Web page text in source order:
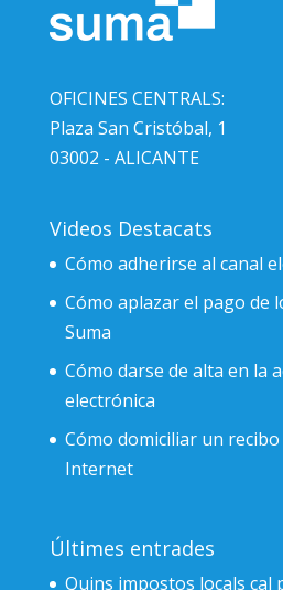
OFICINES CENTRALS:
Plaza San Cristóbal, 1
03002 - ALICANTE
Videos Destacats
Cómo adherirse al canal
Cómo aplazar el pago de
Suma
Cómo darse de alta en la
electrónica
Cómo domiciliar un
Internet
Últimes entrades
Quins impostos locals cal